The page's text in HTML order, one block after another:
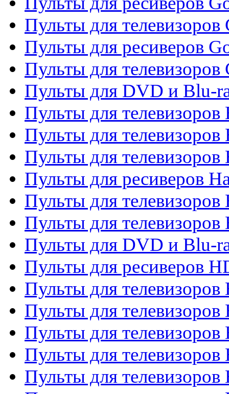
Пульты для телевизоров
Пульты для ресиверов
Пульты для телевизоров
Пульты для DVD и Blu-
Пульты для телевизоров
Пульты для телевизоров
Пульты для
Пульты для ресиверов
Пульты для телевизоров
Пульты для телевизоров
Пульты для DVD и Blu-
Пульты для ресиверов
Пульты для
Пульты для телевизоров
Пульты для телевизоров
Пульты для телевизоров
Пульты для телевизоров